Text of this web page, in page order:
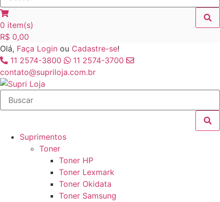
0 item(s)
R$ 0,00
Olá, Faça Login ou Cadastre-se!
11 2574-3800
11 2574-3700
contato@supriloja.com.br
Suprimentos
Toner
Toner HP
Toner Lexmark
Toner Okidata
Toner Samsung